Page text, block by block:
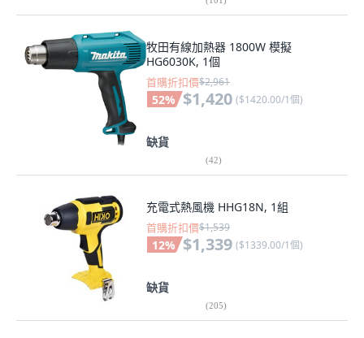
牧田有線加熱器 1800W 模擬
HG6030K, 1個
首購折扣價$2,961
52% $1,420 ($1420.00/1個)
缺貨
(42)
充電式熱風機 HHG18N, 1組
首購折扣價$1,539
12% $1,339 ($1339.00/1個)
缺貨
(205)